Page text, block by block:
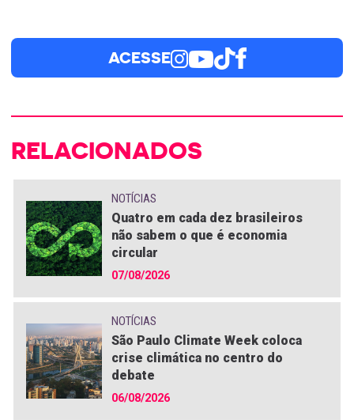
ACESSE
RELACIONADOS
NOTÍCIAS
Quatro em cada dez brasileiros
não sabem o que é economia
circular
07/08/2026
NOTÍCIAS
São Paulo Climate Week coloca
crise climática no centro do
debate
06/08/2026